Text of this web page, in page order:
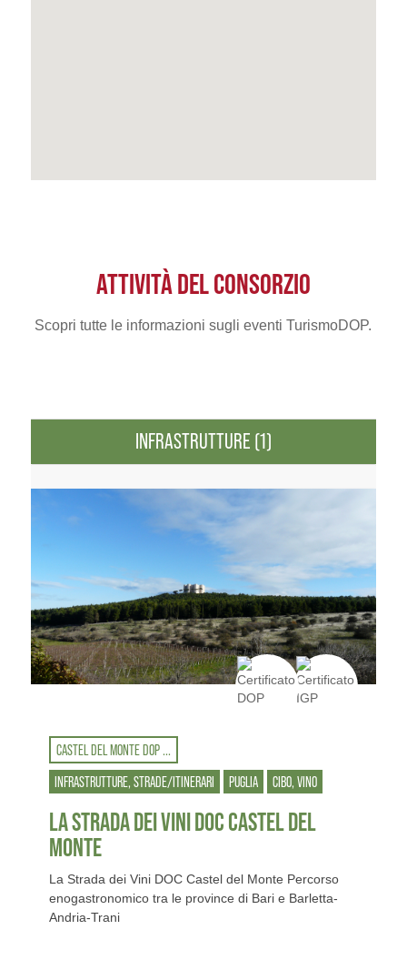
ATTIVITÀ DEL CONSORZIO
Scopri tutte le informazioni sugli eventi TurismoDOP.
INFRASTRUTTURE (1)
CASTEL DEL MONTE DOP ...
INFRASTRUTTURE, STRADE/ITINERARI
PUGLIA CIBO, VINO
LA STRADA DEI VINI DOC CASTEL DEL
MONTE
La Strada dei Vini DOC Castel del Monte Percorso
enogastronomico tra le province di Bari e Barletta-
Andria-Trani